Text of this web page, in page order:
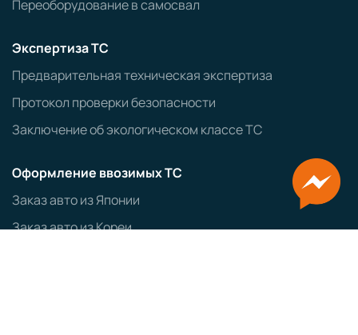
Переоборудование в самосвал
Экспертиза ТС
Предварительная техническая экспертиза
Протокол проверки безопасности
Заключение об экологическом классе ТС
Оформление ввозимых ТС
Заказ авто из Японии
Заказ авто из Кореи